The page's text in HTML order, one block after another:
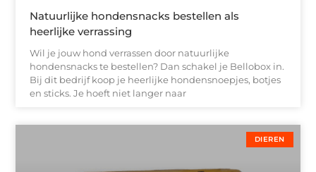
Natuurlijke hondensnacks bestellen als
heerlijke verrassing
Wil je jouw hond verrassen door natuurlijke
hondensnacks te bestellen? Dan schakel je Bellobox in.
Bij dit bedrijf koop je heerlijke hondensnoepjes, botjes
en sticks. Je hoeft niet langer naar
DIEREN